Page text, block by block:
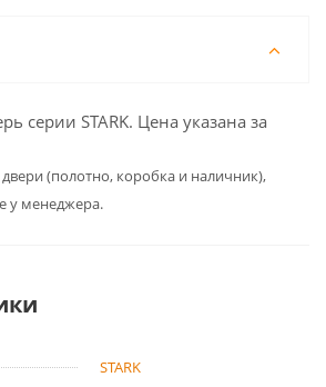
серии STARK. Цена указана за
(полотно, коробка и наличник),
у менеджера.
STARK